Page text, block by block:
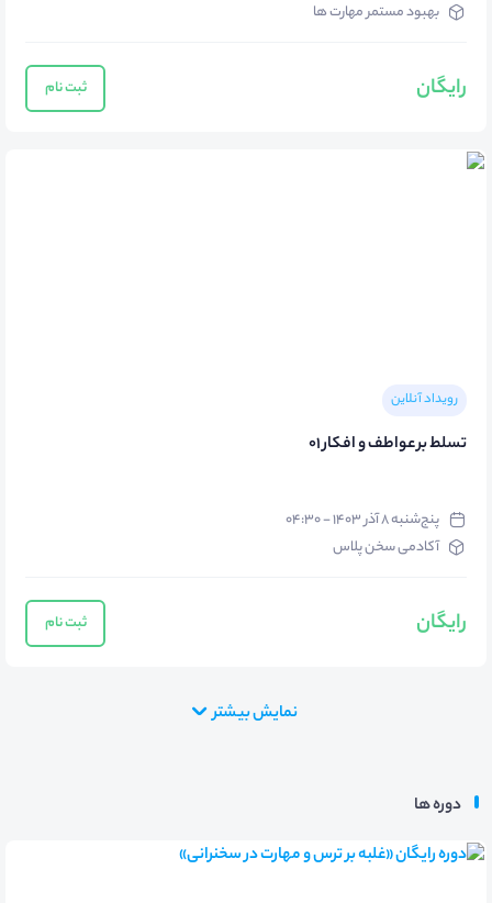
بهبود مستمر مهارت ها
رایگان ثبت نام
رویداد آنلاین
تسلط بر عواطف و افکار 01
پنج‌شنبه ۸ آذر ۱۴۰۳ - ۰۴:۳۰
آکادمی سخن پلاس
رایگان ثبت نام
نمایش بیشتر
دوره ها